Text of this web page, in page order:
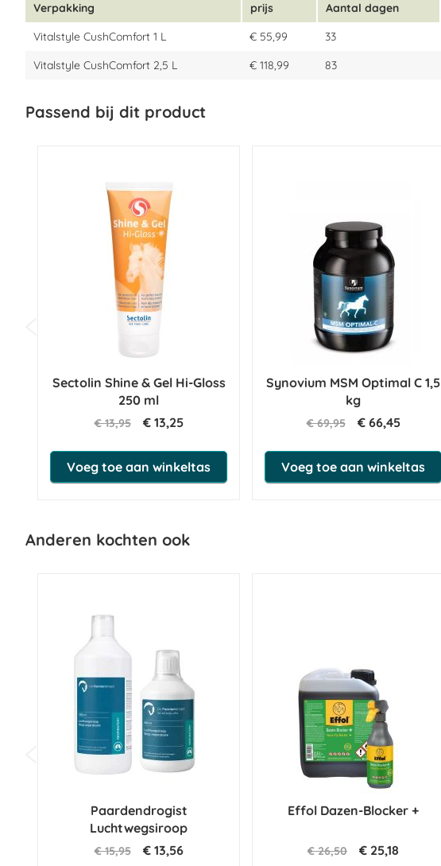
Verpakking prijs Aantal dagen
Vitalstyle CushComfort 1 L
€ 55,99 33
Vitalstyle CushComfort 2,5 L
€ 118,99 83
Passend bij dit product
Sectolin Shine & Gel Hi-Gloss
250 ml
€ 13,95 € 13,25
Voeg toe aan winkeltas
Synovium MSM Optimal C 1,5
kg
€ 69,95 € 66,45
Voeg toe aan winkeltas
Anderen kochten ook
Paardendrogist
Luchtwegsiroop
€ 15,95 € 13,56
Effol Dazen-Blocker +
€ 26,50 € 25,18